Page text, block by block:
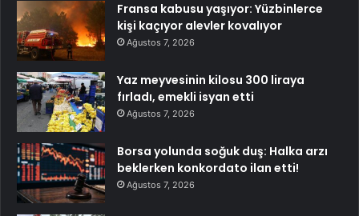
Fransa kabusu yaşıyor: Yüzbinlerce
kişi kaçıyor alevler kovalıyor
Ağustos 7, 2026
Yaz meyvesinin kilosu 300 liraya
fırladı, emekli isyan etti
Ağustos 7, 2026
Borsa yolunda soğuk duş: Halka arzı
beklerken konkordato ilan etti!
Ağustos 7, 2026